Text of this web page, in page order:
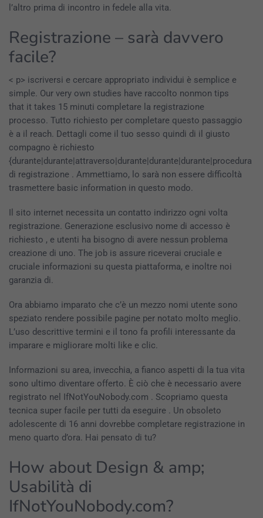
l’altro prima di incontro in fedele alla vita.
Registrazione – sarà davvero
facile?
< p> iscriversi e cercare appropriato individui è semplice e
simple. Our very own studies have raccolto nonmon tips
that it takes 15 minuti completare la registrazione
processo. Tutto richiesto per completare questo passaggio
è a il reach. Dettagli come il tuo sesso quindi di il giusto
compagno è richiesto
{durante|durante|attraverso|durante|durante|durante|procedura
di registrazione . Ammettiamo, lo sarà non essere difficoltà
trasmettere basic information in questo modo.
Il sito internet necessita un contatto indirizzo ogni volta
registrazione. Generazione esclusivo nome di accesso è
richiesto , e utenti ha bisogno di avere nessun problema
creazione di uno. The job is assure riceverai cruciale e
cruciale informazioni su questa piattaforma, e inoltre noi
garanzia di.
Ora abbiamo imparato che c’è un mezzo nomi utente sono
speziato rendere possibile pagine per notato molto meglio.
L’uso descrittive termini e il tono fa profili interessante da
imparare e migliorare molti like e clic.
Informazioni su area, invecchia, a fianco aspetti di la tua vita
sono ultimo diventare offerto. È ciò che è necessario avere
registrato nel IfNotYouNobody.com . Scopriamo questa
tecnica super facile per tutti da eseguire . Un obsoleto
adolescente di 16 anni dovrebbe completare registrazione in
meno quarto d’ora. Hai pensato di tu?
How about Design & amp;
Usabilità di
IfNotYouNobody.com?